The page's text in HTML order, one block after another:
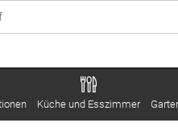
Küche und Esszimmer